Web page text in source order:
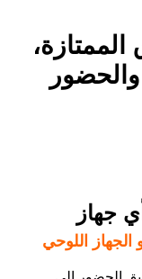
جهاز
الجهاز اللوحي